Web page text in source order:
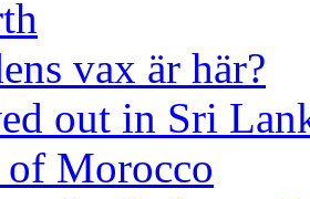
vax är här?
out in Sri
Morocco